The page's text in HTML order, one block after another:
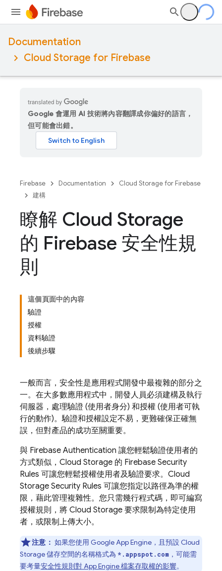
Documentation
Cloud Storage for Firebase
Google 會運用 AI 技術將內容翻譯成你偏好的語言，
但可能會出錯。
Firebase Documentation
Cloud Storage for Firebase
建構
瞭解 Cloud Storage
的 Firebase 安全性規
則
這個頁面中的內容
驗證
授權
資料驗證
後續步驟
一般而言，安全性是應用程式開發中最複雜的部分之
一。在大多數應用程式中，開發人員必須建構及執行
伺服器，處理驗證 (使用者身分) 和授權 (使用者可執
行的動作)。驗證和授權設定不易，更難確保正確無
誤，但對產品的成功至關重要。
與 Firebase Authentication 讓您輕鬆驗證使用者的
方式類似， Cloud Storage 的 Firebase Security
Rules 可讓您輕鬆授權使用者及驗證要求。 Cloud
Storage Security Rules 可讓您指定以路徑為準的權
限，藉此管理複雜性。您只需幾行程式碼，即可編寫
授權規則，將 Cloud Storage 要求限制為特定使用
者，或限制上傳大小。
注意： 如果您使用 GoogleApp Engine，且預設 Cloud
Storage儲存空間的名稱格式為 *.appspot.com ，可能需
要考量安全性規則對App Engine檔案存取權的影響。